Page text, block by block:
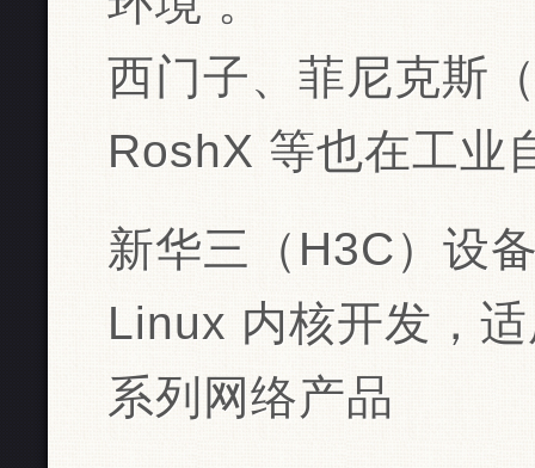
西门子‌、‌菲尼克斯
RoshX‌ 等也在工业
新华三（H3C）设
Linux 内核开发，
系列网络产品‌‌